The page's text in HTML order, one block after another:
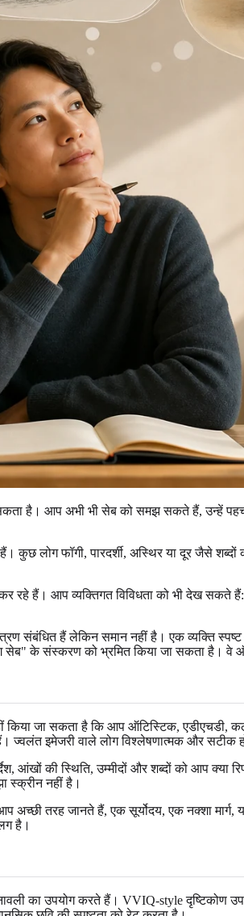
है। आप अभी भी सेब को समझ सकते हैं, उन्हें
लोग फॉगी, पारदर्शी, अस्थिर या दूर जैसे
रहे हैं। आप व्यक्तिगत विविधता को भी देख सकते
संबंधित हैं लेकिन समान नहीं है। एक व्यक्ति
के संस्करण को भ्रमित किया जा सकता है। वे
किया जा सकता है कि आप ऑटिस्टिक, एडीएचडी,
ज्वलंत इमेजरी वाले लोग विश्लेषणात्मक और
आंखों की स्थिति, उम्मीदों और शब्दों को आप क्या
स्क्रीन नहीं है।
तरह जानते हैं, एक सूर्योदय, एक नक्शा
है।
का उपयोग करते हैं। VVIQ-style दृष्टिकोण